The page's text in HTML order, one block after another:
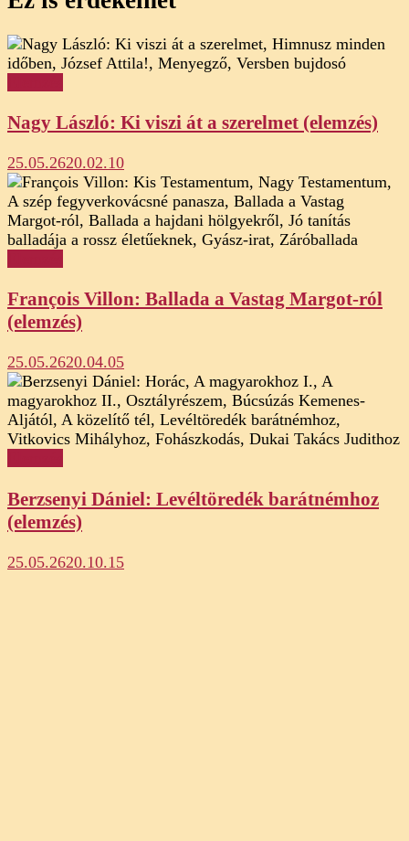
Nagy László: Ki viszi át a szerelmet (elemzés)
25.05.2620.02.10
François Villon: Ballada a Vastag Margot-ról
(elemzés)
25.05.2620.04.05
Berzsenyi Dániel: Levéltöredék barátnémhoz
(elemzés)
25.05.2620.10.15